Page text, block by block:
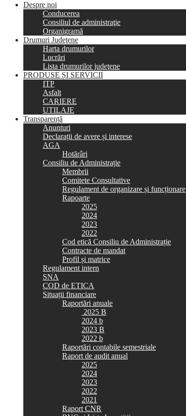
Despre noi
Conducerea
Consiliul de administraţie
Organigramă
Drumuri Judeţene
Harta drumurilor
Lucrări
Lista drumurilor judeţene
PRODUSE ȘI SERVICII
ITP
Asfalt
CARIERE
UTILAJE
Transparență
Anunturi
Declarații de avere și interese
AGA
Hotărâri
Consiliu de Administrație
Membrii
Comitete Consultative
Regulament de organizare și funcționare
Rapoarte
2025
2024
2023
2022
Cod etică Consiliu de Administrație
Contracte de mandat
Profil și matrice
Regulament intern
SNA
COD de ETICA
Situații financiare
Raportări anuale
2025 B
2024 b
2023 B
2022 b
Raportări contabile semestriale
Raport de audit anual
2025
2024
2023
2022
2021
Raport CNR